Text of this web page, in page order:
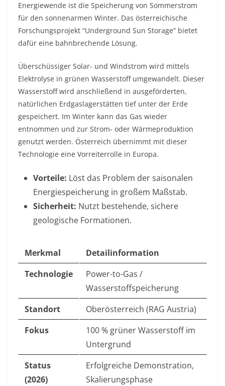
Energiewende ist die Speicherung von Sommerstrom
für den sonnenarmen Winter. Das österreichische
Forschungsprojekt “Underground Sun Storage” bietet
dafür eine bahnbrechende Lösung.
Überschüssiger Solar- und Windstrom wird mittels
Elektrolyse in grünen Wasserstoff umgewandelt. Dieser
Wasserstoff wird anschließend in ausgeförderten,
natürlichen Erdgaslagerstätten tief unter der Erde
gespeichert. Im Winter kann das Gas wieder
entnommen und zur Strom- oder Wärmeproduktion
genutzt werden. Österreich übernimmt mit dieser
Technologie eine Vorreiterrolle in Europa.
Vorteile: Löst das Problem der saisonalen
Energiespeicherung in großem Maßstab.
Sicherheit: Nutzt bestehende, sichere
geologische Formationen.
Merkmal
Detailinformation
Technologie
Power-to-Gas /
Wasserstoffspeicherung
Standort
Oberösterreich (RAG Austria)
Fokus
100 % grüner Wasserstoff im
Untergrund
Status
(2026)
Erfolgreiche Demonstration,
Skalierungsphase